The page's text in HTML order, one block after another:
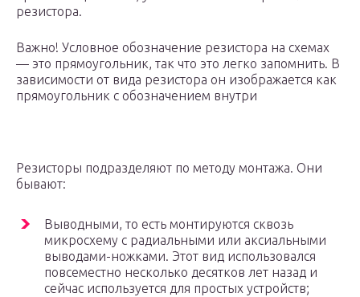
резистора.
Важно! Условное обозначение резистора на схемах
— это прямоугольник, так что это легко запомнить. В
зависимости от вида резистора он изображается как
прямоугольник с обозначением внутри
Резисторы подразделяют по методу монтажа. Они
бывают:
Выводными, то есть монтируются сквозь
микросхему с радиальными или аксиальными
выводами-ножками. Этот вид использовался
повсеместно несколько десятков лет назад и
сейчас используется для простых устройств;